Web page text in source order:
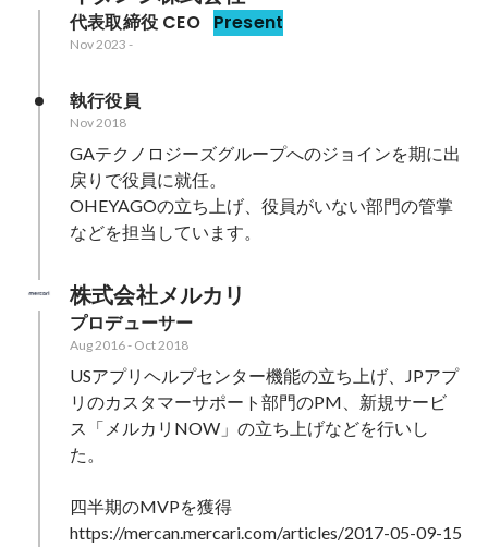
代表取締役 CEO Present
Nov 2023 -
執行役員
Nov 2018
GAテクノロジーズグループへのジョインを期に出
戻りで役員に就任。
OHEYAGOの立ち上げ、役員がいない部門の管掌
などを担当しています。
株式会社メルカリ
プロデューサー
Aug 2016- Oct 2018
USアプリヘルプセンター機能の立ち上げ、JPアプ
リのカスタマーサポート部門のPM、新規サービ
ス「メルカリNOW」の立ち上げなどを行いし
た。
四半期のMVPを獲得
https://mercan.mercari.com/articles/2017-05-09-15